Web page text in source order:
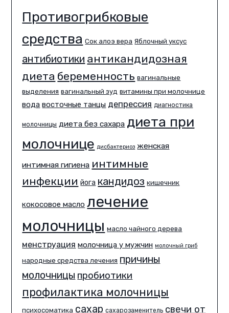
Противогрибковые
средства Сок алоэ вера Яблочный уксус
антибиотики антикандидозная
диета беременность вагинальные
выделения вагинальный зуд витамины при молочнице
вода восточные танцы депрессия диагностика
молочницы диета без сахара диета при
молочнице дисбактериоз женская
интимная гигиена интимные
инфекции йога кандидоз кишечник
кокосовое масло лечение
молочницы масло чайного дерева
менструация молочница у мужчин молочный гриб
народные средства лечения причины
молочницы пробиотики
профилактика молочницы
психосоматика сахар сахарозаменитель свечи от